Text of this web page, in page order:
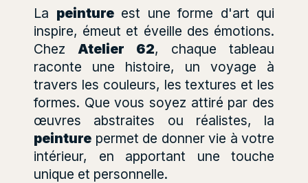
La peintureest une forme d'art qui
inspire, émeut et éveille des émotions.
Chez Atelier 62, chaque tableau
raconte une histoire, un voyage à
travers les couleurs, les textures et les
formes. Que vous soyez attiré par des
œuvres abstraites ou réalistes, la
peinture permet de donner vie à votre
intérieur, en apportant une touche
unique et personnelle.